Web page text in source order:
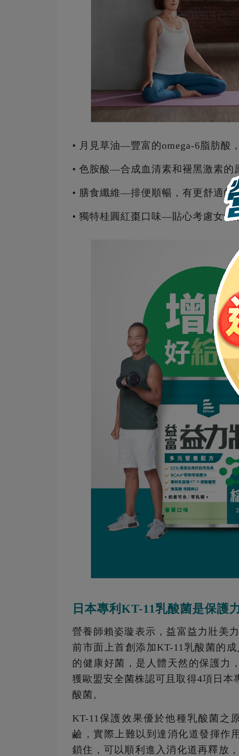
• 月見草油—豐富的omega-6脂肪酸
• 色胺酸—合成血清素和褪黑激素的
• 膳食纖維—排便順暢，有更舒適的
• 獨特桂圓紅棗口味—貼心考慮女性
日本專利KT-11乳酸菌是保護
營養師賴姿璇表示，益富益力壯美
前市面上首創添加KT-11乳酸菌的
的健康好菌，是人體天然的保護力
獲歐盟安全菌株認可且取得4項日本
酸菌。
KT-11保護效果優於他種乳酸菌之
鹼，實際上難以到達消化道發揮作
鎖住，可以順利進入消化道再釋放